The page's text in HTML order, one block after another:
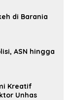
di Barania
ASN hingga
Kreatif
Unhas